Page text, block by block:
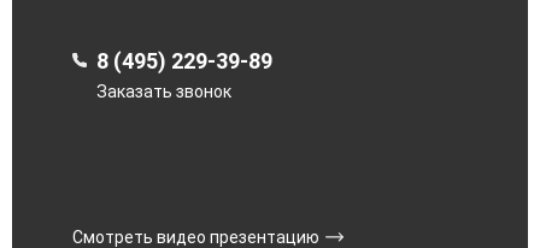
8 (495) 229-39-89
Заказать звонок
Смотреть видео презентацию